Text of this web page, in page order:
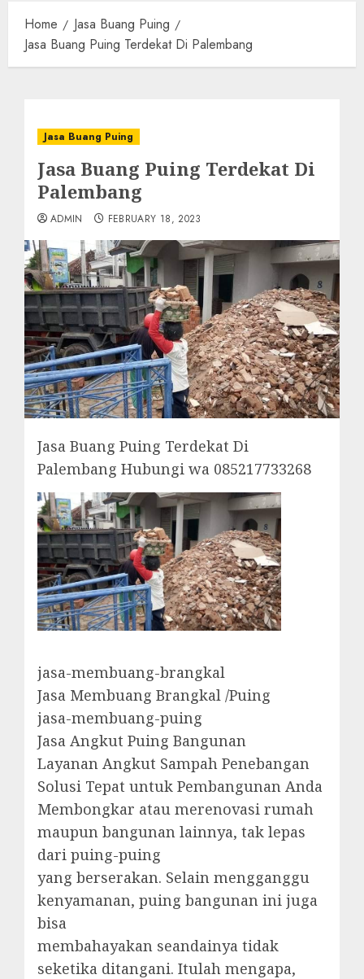
Home
Jasa Buang Puing
Jasa Buang Puing Terdekat Di Palembang
Jasa Buang Puing
Jasa Buang Puing Terdekat Di
Palembang
ADMIN FEBRUARY 18, 2023
Jasa Buang Puing Terdekat Di
Palembang Hubungi wa 085217733268
jasa-membuang-brangkal
Jasa Membuang Brangkal /Puing
jasa-membuang-puing
Jasa Angkut Puing Bangunan
Layanan Angkut Sampah Penebangan
Solusi Tepat untuk Pembangunan Anda
Membongkar atau merenovasi rumah
maupun bangunan lainnya, tak lepas
dari puing-puing
yang berserakan. Selain mengganggu
kenyamanan, puing bangunan ini juga
bisa
membahayakan seandainya tidak
seketika ditangani. Itulah mengapa,